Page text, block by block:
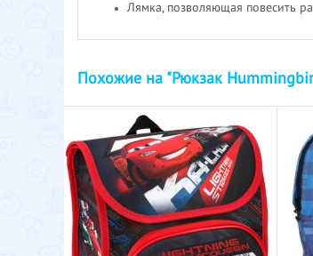
Лямка, позволяющая повесить
Похожие на "Рюкзак